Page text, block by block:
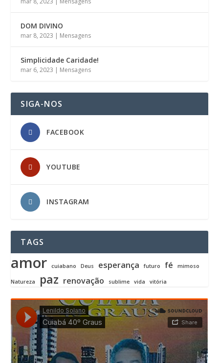
DOM DIVINO
mar 8, 2023 | Mensagens
Simplicidade Caridade!
mar 6, 2023 | Mensagens
SIGA-NOS
FACEBOOK
YOUTUBE
INSTAGRAM
TAGS
amor cuiabano Deus esperança futuro fé mimoso
Natureza paz renovação sublime vida vitória